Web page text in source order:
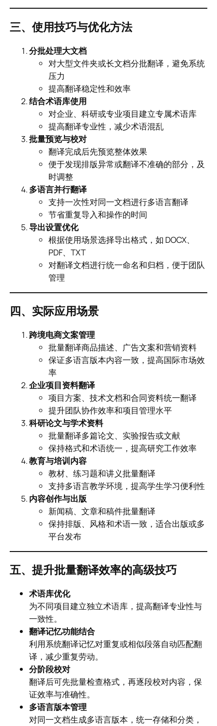
三、使用技巧与优化方法
分批处理大文档
对大型文件夹或长文档分批翻译，避免系统
压力
提高翻译稳定性和效率
结合术语库使用
对企业、科研或专业项目建立专属术语库
提高翻译专业性，减少术语混乱
批量预览与校对
翻译完成后先预览整体效果
便于发现排版异常或翻译不准确的部分，及
时调整
多语言并行翻译
支持一次性对同一文档进行多语言翻译
节省重复导入和操作的时间
导出设置优化
根据使用场景选择导出格式，如 DOCX、
PDF、TXT
对翻译文档进行统一命名和归档，便于团队
管理
四、实际应用场景
跨境电商文案管理
批量翻译商品描述、广告文案和营销资料
保证多语言版本内容一致，提高国际市场效
率
企业项目资料翻译
项目方案、技术文档和合同资料统一翻译
提升团队协作效率和项目管理水平
科研论文与学术资料
批量翻译多篇论文、实验报告或文献
保持格式和术语统一，提高研究工作效率
教育与培训内容
教材、练习题和讲义批量翻译
支持多语言教学环境，提高学生学习便利性
内容创作与出版
新闻稿、文章和稿件批量翻译
保持排版、风格和术语一致，适合出版或多
平台发布
五、提升批量翻译效率的高级技巧
术语库优化
为不同项目建立独立术语库，提高翻译专业性与
一致性。
翻译记忆功能结合
利用系统翻译记忆对重复或相似段落自动匹配翻
译，减少重复劳动。
分阶段校对
翻译后可先批量检查格式，再逐段校对内容，保
证效率与准确性。
多语言版本管理
对同一文档生成多语言版本，统一存储和分类，